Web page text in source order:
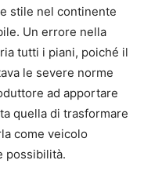
stile nel continente
Un errore nella
tutti i piani, poiché il
le severe norme
ad apportare
quella di trasformare
come veicolo
possibilità.